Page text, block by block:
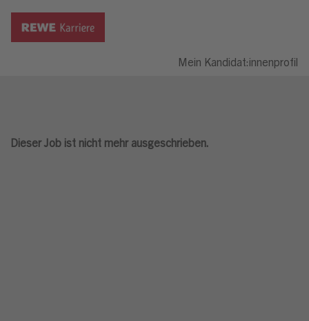
Mein Kandidat:innenprofil
Dieser Job ist nicht mehr ausgeschrieben.